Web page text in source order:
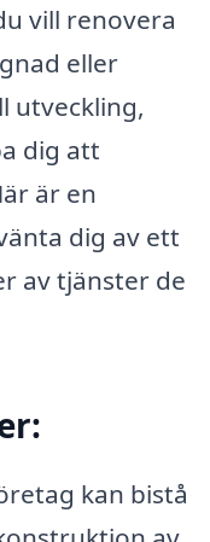
vill renovera
eller
utveckling,
dig att
är en
dig av ett
av tjänster de
kan bistå